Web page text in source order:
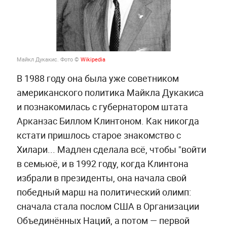
Майкл Дукакис. Фото © Wikipedia
В 1988 году она была уже советником
американского политика Майкла Дукакиса
и познакомилась с губернатором штата
Арканзас Биллом Клинтоном. Как никогда
кстати пришлось старое знакомство с
Хилари... Мадлен сделала всё, чтобы "войти
в семьюё, и в 1992 году, когда Клинтона
избрали в президенты, она начала свой
победный марш на политический олимп:
сначала стала послом США в Организации
Объединённых Наций, а потом — первой